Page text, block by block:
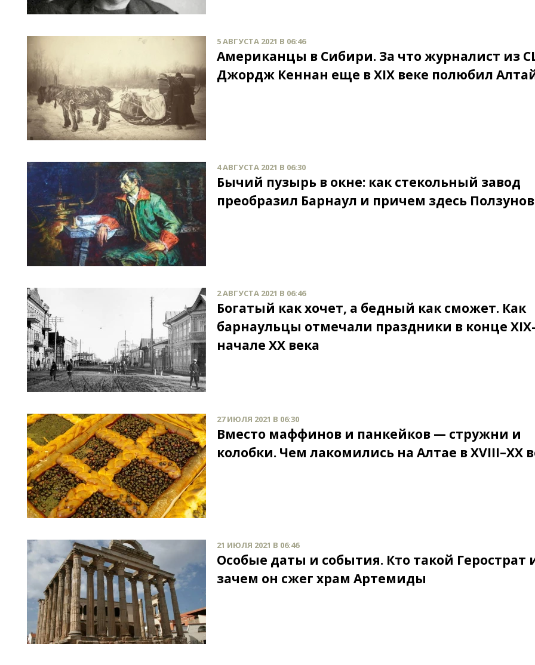
5 АВГУСТА 2021 В 06:46
Американцы в Сибири. За что журналист из
Джордж Кеннан еще в XIX веке полюбил
4 АВГУСТА 2021 В 06:30
Бычий пузырь в окне: как стекольный завод
преобразил Барнаул и причем здесь Ползунов
2 АВГУСТА 2021 В 06:46
Богатый как хочет, а бедный как сможет. Как
барнаульцы отмечали праздники в конце XIX-
начале XX века
27 ИЮЛЯ 2021 В 06:30
Вместо маффинов и панкейков — стружни и
колобки. Чем лакомились на Алтае в XVIII–XX
21 ИЮЛЯ 2021 В 06:46
Особые даты и события. Кто такой Герострат
зачем он сжег храм Артемиды